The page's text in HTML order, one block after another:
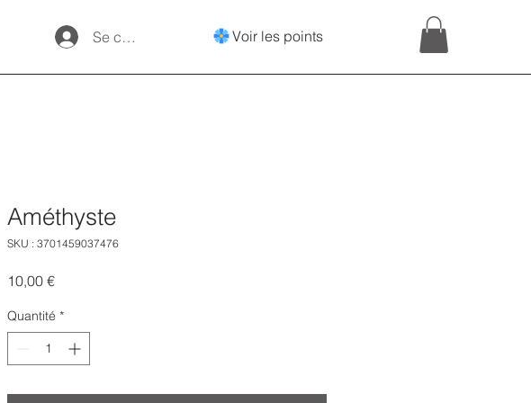
Se connecter Voir les points
Améthyste
SKU : 3701459037476
10,00 €Prix
Quantité *